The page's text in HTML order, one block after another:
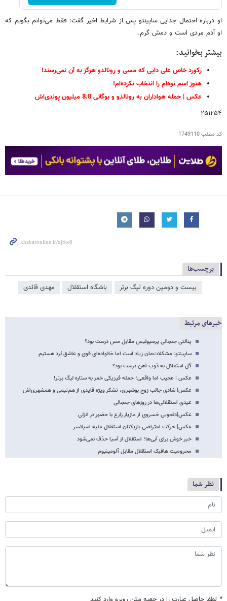
او درباره احتمال جدایی ساپینتو پس از شرایط اخیر گفت: فقط می‌توانم بگویم که
او آدم مردی است و دمش گرم.
بیشتر بخوانید:
رکورد خاص علی دایی که مسی و رونالدو هرگز به آن نمی‌رسند!
هنوز اسم نوه‌ام را انتخاب نکرده‌ام!
عکس | حمله هواداران به رونالدو و بوگاتی 8.8 میلیون پوندی‌اش
۲۵۱۲۵۴
کد مطلب1749110
برچسب‌ها
بیست و دومین دوره لیگ برتر باشگاه استقلال مهدی قائدی
خبرهای مرتبط
پنالتی جنجالی پرسپولیس مقابل ‌مس درست بود؟
ساپینتو: مشکلات‌مان زیاد است اما خانواده‌ای قوی و عاشق بُرد هستیم
گل استقلال به ذوب آهن درست بود؟
عکس | عجیب اما واقعی؛ حمله فیزیکی خمز به ستاره لیگ برتر!
عکس| شادی جالب زوج بوشهری، تشکر ویژه قایدی از هم‌تیمی و همشهری‌اش
عیدی استقلالی‌ها در روزهای جنجالی
عکس|دلجویی خسروی از مازیار زارع با حضور در انزلی
عکس| حرکت اعتراضی بازیکنان استقلال علیه اسپانسر
خبر خوش برای آبی‌ها؛ استقلال از آسیا حذف نمی‌شود
محرومیت هافبک استقلال مقابل آلومینیوم
نظر شما